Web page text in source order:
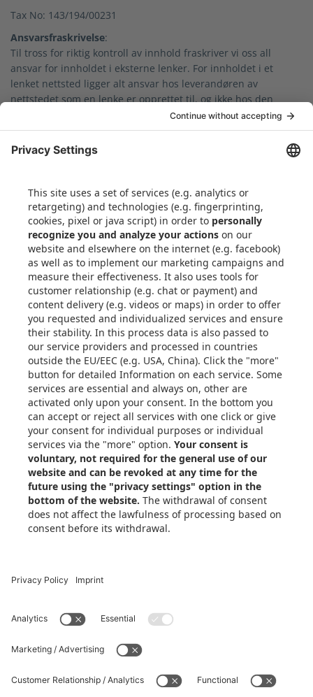
Tax No: 143/194/00231
Ansvarsfraskrivelse:
Til tross for riktig kontroll av innhold fraskriver vi oss all
ansvar for innholdet i eksterne lenker. For innholdet i et
lenket nettsted ligger alt ansvar hos leverandøren av
nettstedet som en lenke er opprettet til, og ikke hos den
enheten som refererte til nettsiden ved hjelp av en slik lenke.
Metallplater
Vakuumstøping
Kompresjonsstøping
Formstøping
Instant Quoting Engine®
Frequently Asked
Questions
Om selskapet
Kvalitetssikring og kontroll
Internasjonale leveranser
Vilkår og Betingelser
Vilkår for Xometrys
Rewards-program
Personvernpolicy
Personverninnstillinger
Kontakt i EU
E-post: info@xometry.eu
Tel: +49 893 803 4818
Kundeservice er åpent
mellom: 08:00 – 18:00 (CET)
Xometry over hele verden
Xometry i Storbritannia
Xometry i USA
Xometri i Tyrkia
Xometry i Midtøsten